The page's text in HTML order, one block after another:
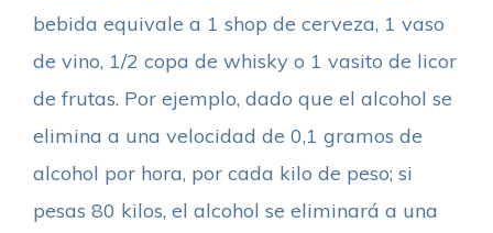
bebida equivale a 1 shop de cerveza, 1 vaso
de vino, 1/2 copa de whisky o 1 vasito de licor
de frutas. Por ejemplo, dado que el alcohol se
elimina a una velocidad de 0,1 gramos de
alcohol por hora, por cada kilo de peso; si
pesas 80 kilos, el alcohol se eliminará a una